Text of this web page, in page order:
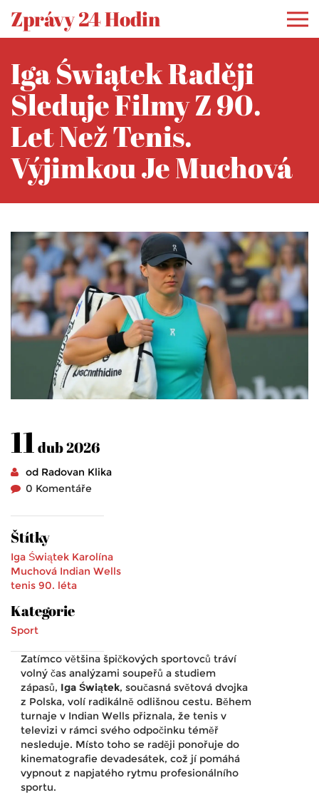
Zprávy 24 Hodin
Iga Świątek Raději
Sleduje Filmy Z 90.
Let Než Tenis.
Výjimkou Je Muchová
11dub 2026
od Radovan Klika
0 Komentáře
Štítky
Iga Świątek Karolína
Muchová Indian Wells
tenis 90. léta
Kategorie
Sport
Zatímco většina špičkových sportovců tráví
volný čas analýzami soupeřů a studiem
zápasů, Iga Świątek, současná světová dvojka
z Polska, volí radikálně odlišnou cestu. Během
turnaje v Indian Wells přiznala, že tenis v
televizi v rámci svého odpočinku téměř
nesleduje. Místo toho se raději ponořuje do
kinematografie devadesátek, což jí pomáhá
vypnout z napjatého rytmu profesionálního
sportu.